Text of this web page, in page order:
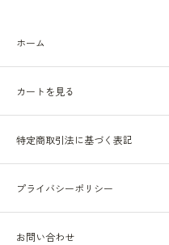
ホーム
カートを見る
特定商取引法に基づく表記
プライバシーポリシー
お問い合わせ